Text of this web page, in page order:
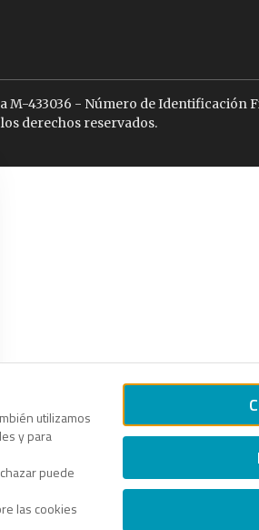
utilizamos
y para
puede
las cookies
M-433036 - Número de Identificación
derechos reservados.